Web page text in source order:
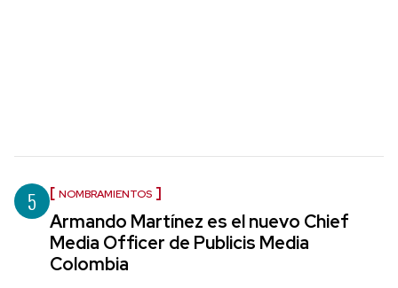
5 NOMBRAMIENTOS
Armando Martínez es el nuevo Chief
Media Officer de Publicis Media
Colombia